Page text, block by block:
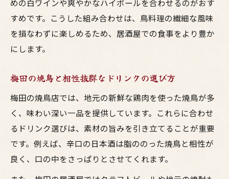
めの白ワインや爽やかなハイボールを合わせるのがおす
すめです。こうした組み合わせは、鳥料理の繊細な風味
を損なわずに楽しめるため、居酒屋での食事をより豊か
にします。
梅田の焼鳥と相性抜群なドリンクの選び方
梅田の焼鳥店では、地元の新鮮な鶏肉を使った焼鳥が多
く、味わい深い一品を提供しています。これらに合わせ
るドリンク選びは、素材の旨みを引き立てることが重要
です。例えば、辛口の日本酒は脂ののった焼鳥と相性が
良く、口の中をさっぱりとさせてくれます。